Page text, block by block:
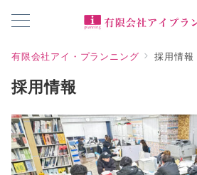
有限会社アイ・プランニング 採用情報
採用情報